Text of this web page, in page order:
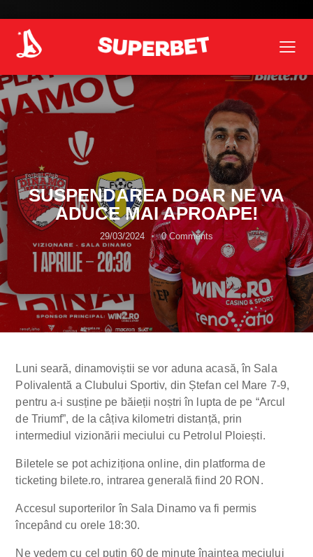
SUSPENDAREA DOAR NE VA
ADUCE MAI APROAPE!
29/03/2024 0 Comments
Luni seară, dinamoviștii se vor aduna acasă, în Sala
Polivalentă a Clubului Sportiv, din Ștefan cel Mare 7-9,
pentru a-i susține pe băieții noștri în lupta de pe “Arcul
de Triumf”, de la câțiva kilometri distanță, prin
intermediul vizionării meciului cu Petrolul Ploiești.
Biletele se pot achiziționa online, din platforma de
ticketing bilete.ro, intrarea generală fiind 20 RON.
Accesul suporterilor în Sala Dinamo va fi permis
începând cu orele 18:30.
Ne vedem cu cel puțin 60 de minute înaintea meciului